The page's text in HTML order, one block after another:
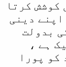
کوشش کرتا
دینی
بدولت
ہے ،
کو پورا